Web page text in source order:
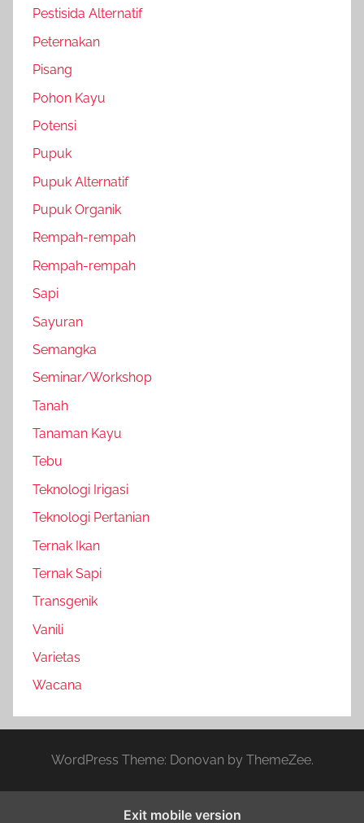
Pestisida Alternatif
Peternakan
Pisang
Pohon Kayu
Potensi
Pupuk
Pupuk Alternatif
Pupuk Organik
Rempah-rempah
Rempah-rempah
Sapi
Sayuran
Semangka
Seminar/Workshop
Tanah
Tanaman Kayu
Tebu
Teknologi Irigasi
Teknologi Pertanian
Ternak Ikan
Ternak Sapi
Transgenik
Vanili
Varietas
Wacana
WordPress Theme: Donovan by ThemeZee.
Exit mobile version